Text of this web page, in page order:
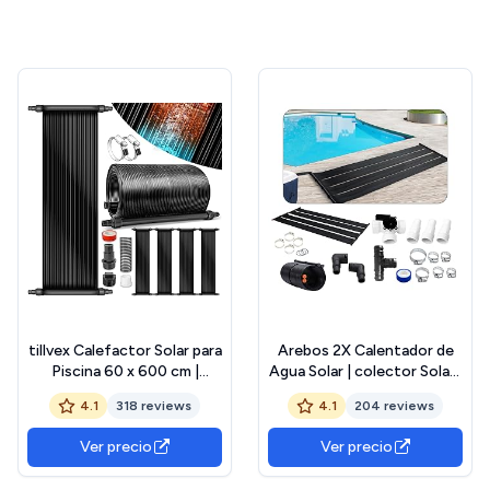
tillvex Calefactor Solar para
Piscina 60 x 600 cm |
Sistema de Calefacción
Ecológico | Manta Térmica
de Piscina Set Completo |
Panel Solar Calentador de
Agua
4.1 318 reviews
Ver precio
Arebos 2X Calentador de
Agua Solar | colector Solar |
Calentador de Piscina |
Colchoneta Solar |
Absorbedor Solar | 300 x
132 cm | Plástico
Resistente a los Rayos UV |
4.1 204 reviews
Ver precio